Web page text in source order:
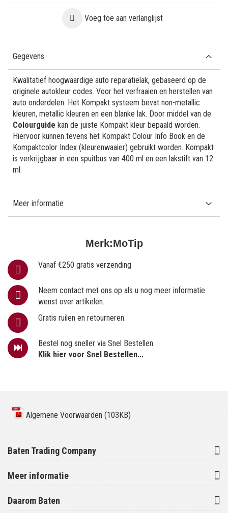
Voeg toe aan verlanglijst
Merk:MoTip
Vanaf €250 gratis verzending
Neem contact met ons op als u nog meer informatie
wenst over artikelen.
Gratis ruilen en retourneren.
Bestel nog sneller via Snel Bestellen
Klik hier voor Snel Bestellen...
Gegevens
Kwalitatief hoogwaardige auto reparatielak, gebaseerd op de
originele autokleur codes. Voor het verfraaien en herstellen van
auto onderdelen. Het Kompakt systeem bevat non-metallic
kleuren, metallic kleuren en een blanke lak. Door middel van de
Colourguide kan de juiste Kompakt kleur bepaald worden.
Hiervoor kunnen tevens het Kompakt Colour Info Book en de
Kompaktcolor Index (kleurenwaaier) gebruikt worden. Kompakt
is verkrijgbaar in een spuitbus van 400 ml en een lakstift van 12
ml.
Meer informatie
Algemene Voorwaarden (103KB)
Baten Trading Company
Meer informatie
Daarom Baten